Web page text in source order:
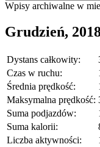
Wpisy archiwalne w
Grudzień,
Dystans całkowity:
Czas w ruchu:
Średnia prędkość:
Maksymalna prędkość:
Suma podjazdów:
Suma kalorii:
Liczba aktywności: